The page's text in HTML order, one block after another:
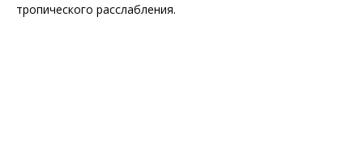
тропического расслабления.